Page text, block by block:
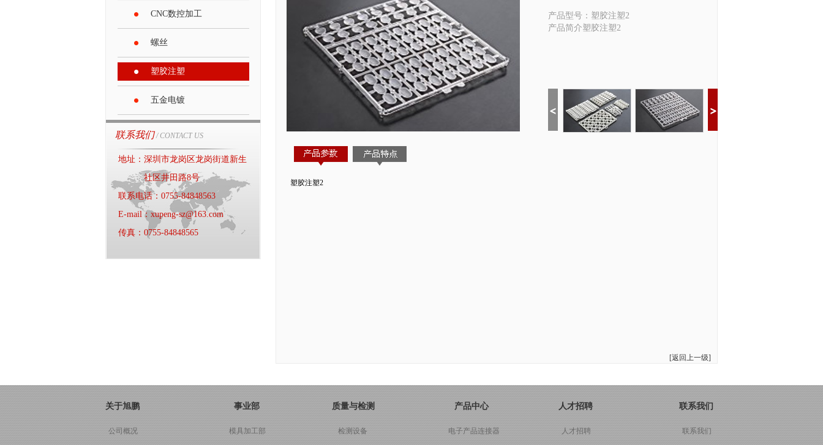
CNC数控加工
螺丝
塑胶注塑
五金电镀
联系我们/ CONTACT US
地址：深圳市龙岗区龙岗街道新生
社区井田路8号
联系电话：0755-84848563
E-mail：xupeng-sz@163.com
传真：0755-84848565
产品型号：塑胶注塑2
产品简介塑胶注塑2
塑胶注塑2
[返回上一级]
关于旭鹏
公司概况
事业部
模具加工部
质量与检测
检测设备
产品中心
电子产品连接器
人才招聘
人才招聘
联系我们
联系我们